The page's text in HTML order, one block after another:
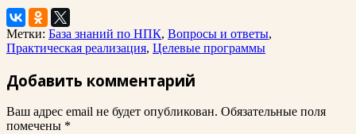
Метки: База знаний по НПК, Вопросы и ответы,
Практическая реализация, Целевые программы
Добавить комментарий
Ваш адрес email не будет опубликован. Обязательные поля
помечены *